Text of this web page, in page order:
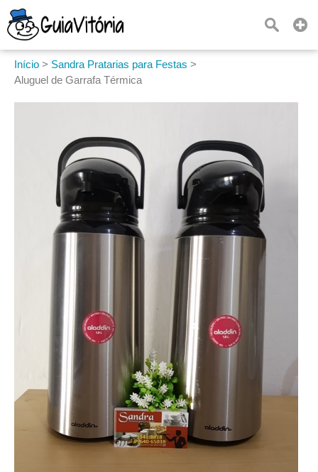
Início > Sandra Pratarias para Festas >
Aluguel de Garrafa Térmica